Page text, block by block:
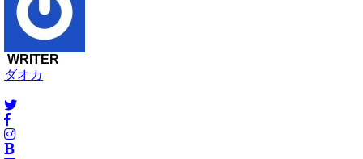
WRITER
ダオカ